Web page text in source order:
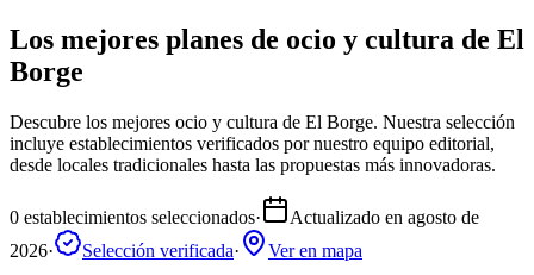
Los mejores planes de ocio y cultura de El
Borge
Descubre los mejores ocio y cultura de El Borge. Nuestra selección
incluye establecimientos verificados por nuestro equipo editorial,
desde locales tradicionales hasta las propuestas más innovadoras.
0 establecimientos seleccionados· Actualizado en agosto de
2026· Selección verificada· Ver en mapa